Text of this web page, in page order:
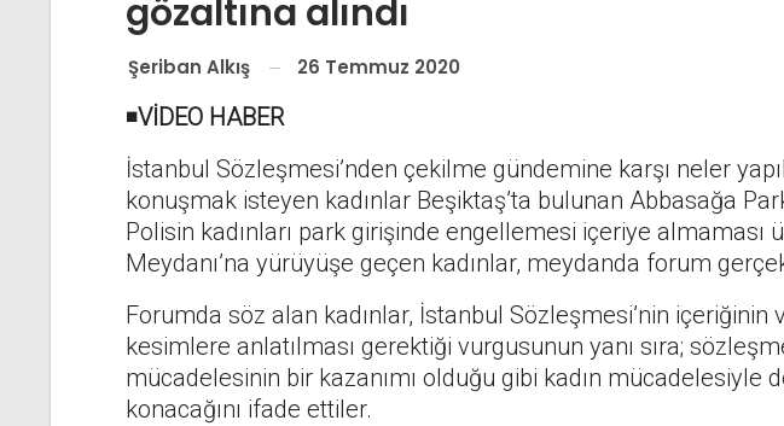
gözaltına alındı
Şeriban Alkış 26 Temmuz 2020
◾VİDEO HABER
İstanbul Sözleşmesi’nden çekilme gündemine karşı neler
konuşmak isteyen kadınlar Beşiktaş’ta bulunan Abbasağa
Polisin kadınları park girişinde engellemesi içeriye almaması
Meydanı’na yürüyüşe geçen kadınlar, meydanda forum
Forumda söz alan kadınlar, İstanbul Sözleşmesi’nin içeriğinin
kesimlere anlatılması gerektiği vurgusunun yanı sıra;
mücadelesinin bir kazanımı olduğu gibi kadın mücadelesiyle
konacağını ifade ettiler.